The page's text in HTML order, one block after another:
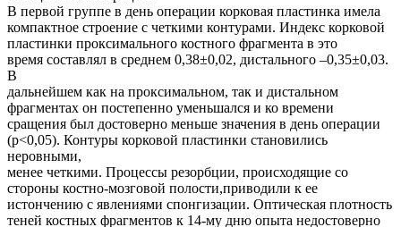
В первой группе в день операции корковая пластинка имела
компактное строение с четкими контурами. Индекс корковой
пластинки проксимального костного фрагмента в это
время составлял в среднем 0,38±0,02, дистального –0,35±0,03.
В
дальнейшем как на проксимальном, так и дистальном
фрагментах он постепенно уменьшался и ко времени
сращения был достоверно меньше значения в день операции
(р<0,05). Контуры корковой пластинки становились
неровными,
менее четкими. Процессы резорбции, происходящие со
стороны костно-мозговой полости,приводили к ее
истончению с явлениями спонгизации. Оптическая плотность
теней костных фрагментов к 14-му дню опыта недостоверно